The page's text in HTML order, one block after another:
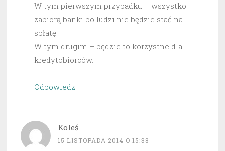
W tym pierwszym przypadku – wszystko
zabiorą banki bo ludzi nie będzie stać na
spłatę.
W tym drugim – będzie to korzystne dla
kredytobiorców.
Odpowiedz
Koleś
15 LISTOPADA 2014 O 15:38